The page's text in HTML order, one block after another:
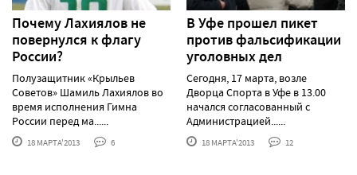
Почему Лахиялов не
повернулся к флагу
России?
Полузащитник «Крыльев
Советов» Шамиль Лахиялов во
время исполнения Гимна
России перед ма......
18 МАРТА'2013 6
В Уфе прошел пикет
против фальсификации
уголовных дел
Сегодня, 17 марта, возле
Дворца Спорта в Уфе в 13.00
начался согласованный с
Администрацией......
18 МАРТА'2013 12